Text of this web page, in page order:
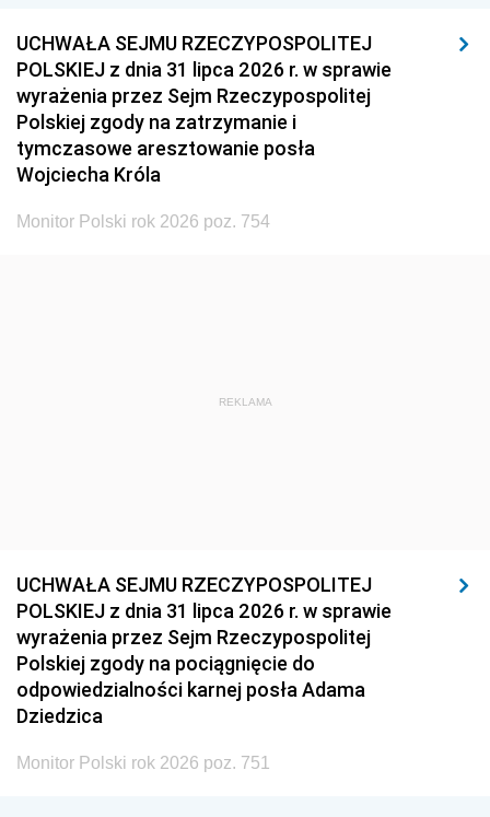
UCHWAŁA SEJMU RZECZYPOSPOLITEJ
POLSKIEJ z dnia 31 lipca 2026 r. w sprawie
wyrażenia przez Sejm Rzeczypospolitej
Polskiej zgody na zatrzymanie i
tymczasowe aresztowanie posła
Wojciecha Króla
Monitor Polski rok 2026 poz. 754
REKLAMA
UCHWAŁA SEJMU RZECZYPOSPOLITEJ
POLSKIEJ z dnia 31 lipca 2026 r. w sprawie
wyrażenia przez Sejm Rzeczypospolitej
Polskiej zgody na pociągnięcie do
odpowiedzialności karnej posła Adama
Dziedzica
Monitor Polski rok 2026 poz. 751